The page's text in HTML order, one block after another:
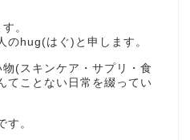
。
hug(はぐ)と申します。
(スキンケア・サプリ・食
てことない日常を綴ってい
す。